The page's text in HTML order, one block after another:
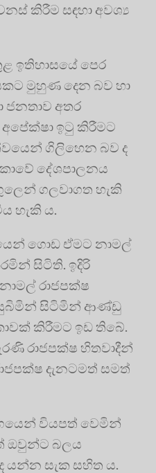
කිරීම සඳහා අවශ්‍ය
ඉතිහාසයේ පෙර
මුහුණ දෙන බව හා
ජනතාව අතර
ඉටු කිරීමට
ගිලිහෙන බව ද
දේශපාලනය
ගලවාගත හැකි
හැකි ය.
ගොඩ ඒමට නාමල්
සිටිති. ඉදිරි
රාජපක්ෂ
සිටිමින් ආණ්ඩු
කිරීමට ඉඩ තිබේ.
රාජපක්ෂ හිතවාදීන්
දැනටමත් සමත්
වියපත් වෙමින්
ඔවුන්ට බලය
යන්න සැක සහිත ය.